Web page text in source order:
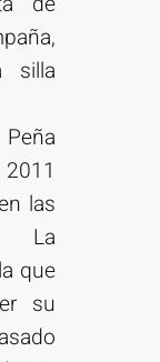
silla
las
La
que
su